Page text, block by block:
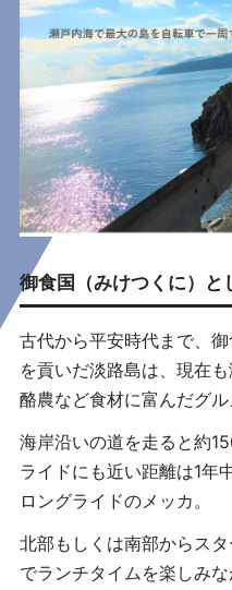
御食国（みけつくに）と
古代から平安時代まで、
を貢いだ淡路島は、現在
酪農など食材に富んだグル
海岸沿いの道を走ると約
ライドにも近い距離は1年
ロングライドのメッカ。
北部もしくは南部からス
でランチタイムを楽しみ